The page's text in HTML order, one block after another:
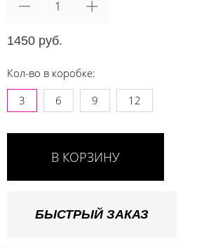
1450 руб.
Кол-во в коробке:
3
6 9 12
В КОРЗИНУ
БЫСТРЫЙ ЗАКАЗ